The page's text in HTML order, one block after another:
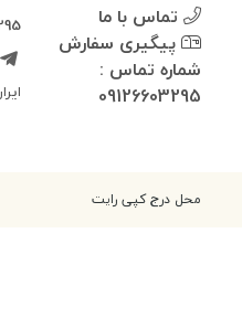
تماس با ما
پیگیری سفارش
شماره تماس :
09126603295
محل درج کپی رایت